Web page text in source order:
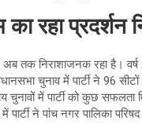
रहा प्रदर्शन
तक निराशाजनक रहा है।
चुनाव में पार्टी ने 96
चुनावों में पार्टी को कुछ
ने पांच नगर पालिका परिषद